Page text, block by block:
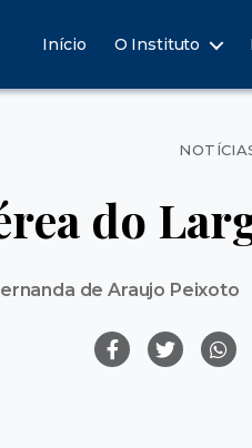
Início O Instituto
do
de Araujo Peixoto